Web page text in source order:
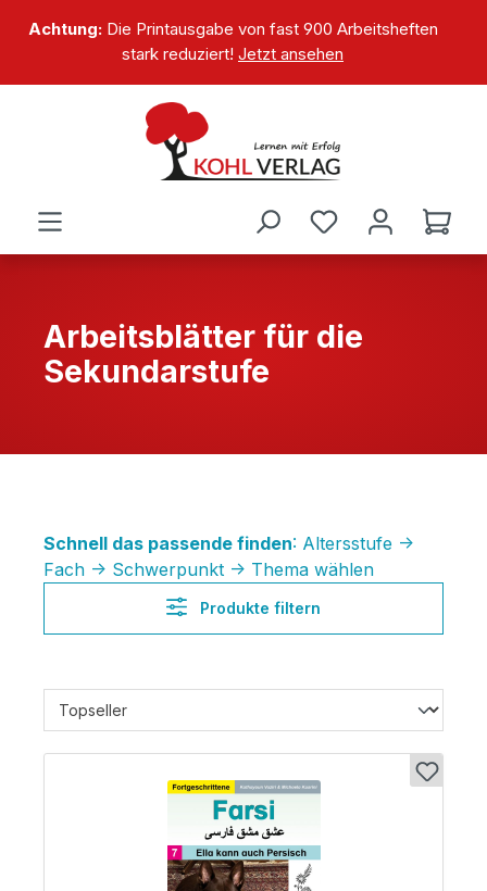
springen
Achtung:Die Printausgabe von fast 900 Arbeitsheften
stark reduziert! Jetzt ansehen
Arbeitsblätter für die
Sekundarstufe
Schnell das passende finden: Altersstufe ->
Fach -> Schwerpunkt -> Thema wählen
Produkte filtern